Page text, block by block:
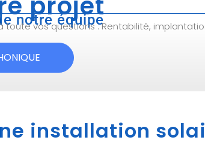
notre équipe
vos questions : Rentabilité,
installation